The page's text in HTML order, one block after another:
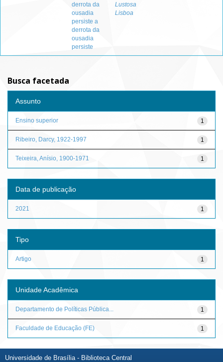
derrota da
ousadia
persiste a
derrota da
ousadia
persiste
Lustosa
Lisboa
Busca facetada
Assunto
1
Ensino superior
1
Ribeiro, Darcy, 1922-1997
1
Teixeira, Anísio, 1900-1971
Data de publicação
1
2021
Tipo
1
Artigo
Unidade Acadêmica
1
Departamento de Políticas Pública...
1
Faculdade de Educação (FE)
Universidade de Brasília - Biblioteca Central